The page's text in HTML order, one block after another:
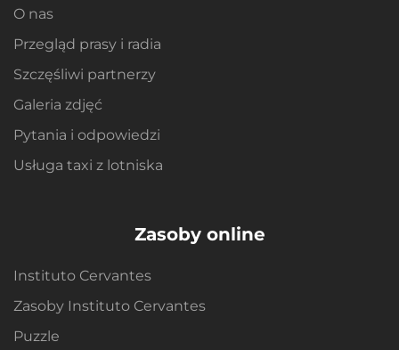
O nas
Przegląd prasy i radia
Szczęśliwi partnerzy
Galeria zdjęć
Pytania i odpowiedzi
Usługa taxi z lotniska
Zasoby online
Instituto Cervantes
Zasoby Instituto Cervantes
Puzzle